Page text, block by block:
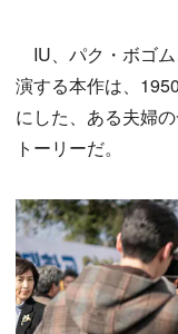
IU、パク・ボゴ
演する本作は、
にした、ある夫婦
トーリーだ。